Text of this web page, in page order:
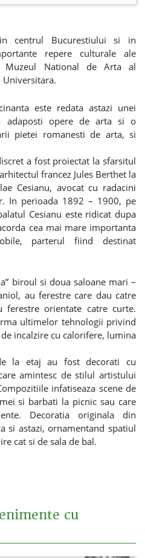
centrul Bucurestiului si in
repere culturale ale
Muzeul National de Arta al
Universitara.
este redata astazi unei
adaposti opere de arta si o
pietei romanesti de arta, si
a fost proiectat la sfarsitul
francez Jules Berthet la
Cesianu, avocat cu radacini
In perioada 1892 – 1900, pe
Cesianu este ridicat dupa
cea mai mare importanta
parterul fiind destinat
biroul si doua saloane mari –
au ferestre care dau catre
orientate catre curte.
ultimelor tehnologii privind
incalzire cu calorifere, lumina
la etaj au fost decorati cu
amintesc de stilul artistului
infatiseaza scene de
si barbati la picnic sau care
Decoratia originala din
si astazi, ornamentand spatiul
cat si de sala de bal.
cu